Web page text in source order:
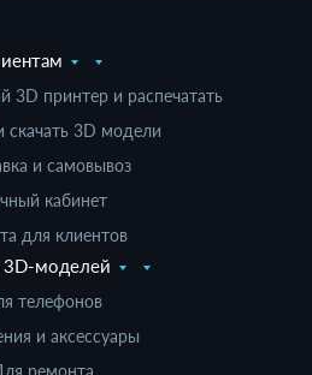
принтер и распечатать
скачать 3D модели
и самовывоз
кабинет
для клиентов
3D-моделей
телефонов
и аксессуары
ремонта